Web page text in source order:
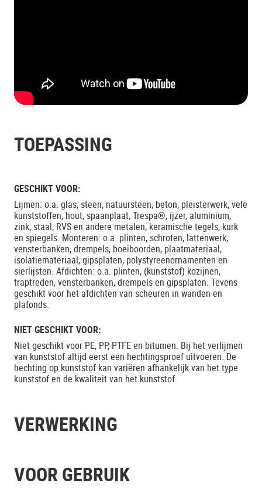
TOEPASSING
GESCHIKT VOOR:
Lijmen: o.a. glas, steen, natuursteen, beton, pleisterwerk, vele
kunststoffen, hout, spaanplaat, Trespa®, ijzer, aluminium,
zink, staal, RVS en andere metalen, keramische tegels, kurk
en spiegels. Monteren: o.a. plinten, schroten, lattenwerk,
vensterbanken, drempels, boeiboorden, plaatmateriaal,
isolatiemateriaal, gipsplaten, polystyreenornamenten en
sierlijsten. Afdichten: o.a. plinten, (kunststof) kozijnen,
traptreden, vensterbanken, drempels en gipsplaten. Tevens
geschikt voor het afdichten van scheuren in wanden en
plafonds.
NIET GESCHIKT VOOR:
Niet geschikt voor PE, PP, PTFE en bitumen. Bij het verlijmen
van kunststof altijd eerst een hechtingsproef uitvoeren. De
hechting op kunststof kan variëren afhankelijk van het type
kunststof en de kwaliteit van het kunststof.
VERWERKING
VOOR GEBRUIK